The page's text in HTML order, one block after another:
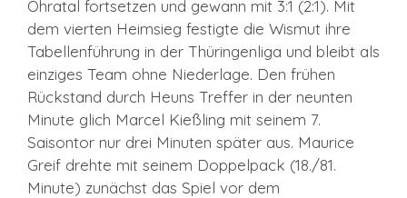
Ohratal fortsetzen und gewann mit 3:1 (2:1). Mit
dem vierten Heimsieg festigte die Wismut ihre
Tabellenführung in der Thüringenliga und bleibt als
einziges Team ohne Niederlage. Den frühen
Rückstand durch Heuns Treffer in der neunten
Minute glich Marcel Kießling mit seinem 7.
Saisontor nur drei Minuten später aus. Maurice
Greif drehte mit seinem Doppelpack (18./81.
Minute) zunächst das Spiel vor dem